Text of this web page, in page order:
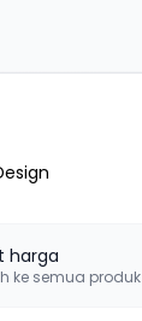
harga
ke semua produk